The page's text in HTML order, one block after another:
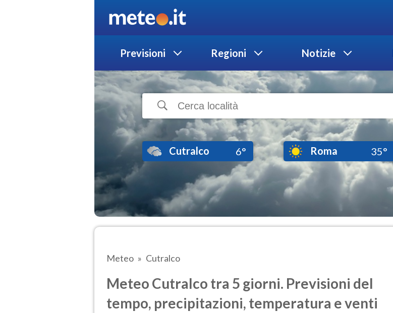
Previsioni Regioni Notizie
Cutralco 6° Roma 35°
Meteo Cutralco
Meteo Cutralco tra 5 giorni. Previsioni del
tempo, precipitazioni, temperatura e venti